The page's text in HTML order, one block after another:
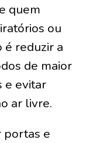
quem
ou
é reduzir a
de maior
e evitar
ar livre.
portas e